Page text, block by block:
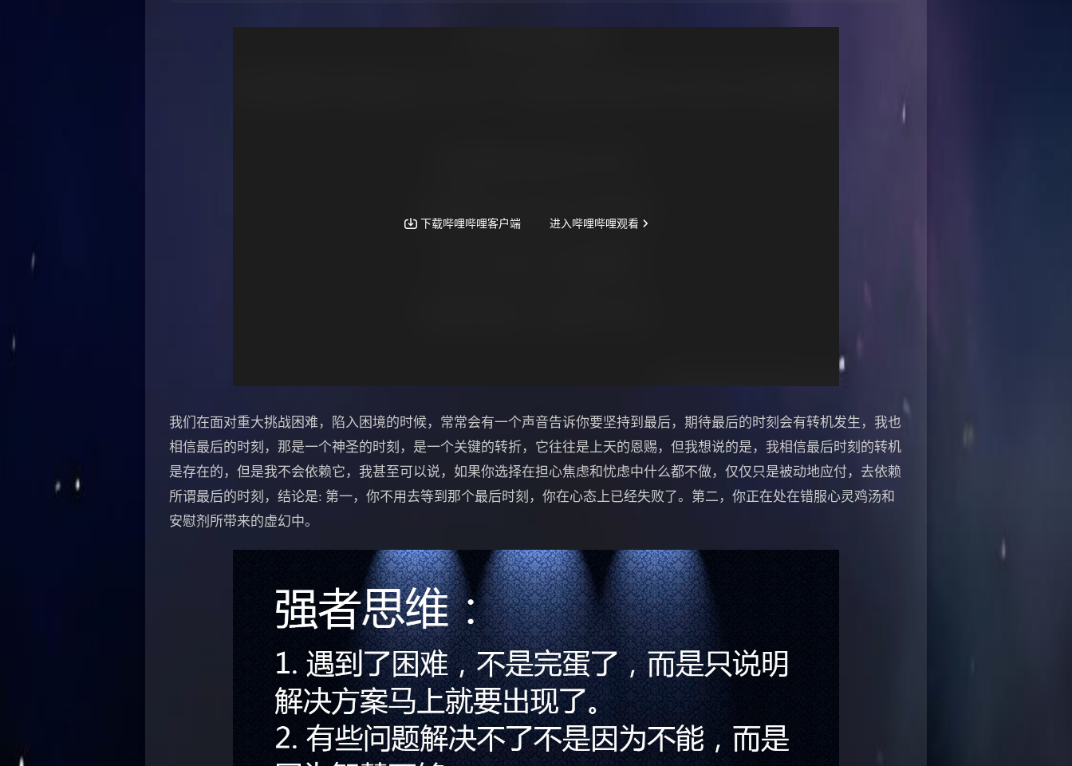
我们在面对重大挑战困难，陷入困境的时候，常常会有一个声音告诉你要坚持到最后，期待最后的时刻会有转机发生，我也
相信最后的时刻，那是一个神圣的时刻，是一个关键的转折，它往往是上天的恩赐，但我想说的是，我相信最后时刻的转机
是存在的，但是我不会依赖它，我甚至可以说，如果你选择在担心焦虑和忧虑中什么都不做，仅仅只是被动地应付，去依赖
所谓最后的时刻，结论是: 第一，你不用去等到那个最后时刻，你在心态上已经失败了。第二，你正在处在错服心灵鸡汤和
安慰剂所带来的虚幻中。